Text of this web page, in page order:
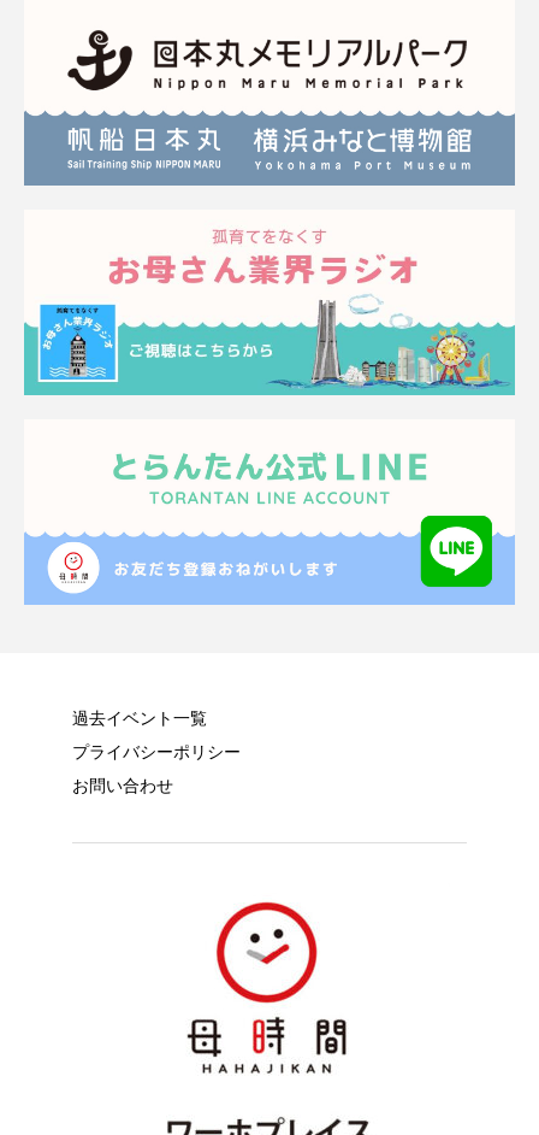
過去イベント一覧
プライバシーポリシー
お問い合わせ